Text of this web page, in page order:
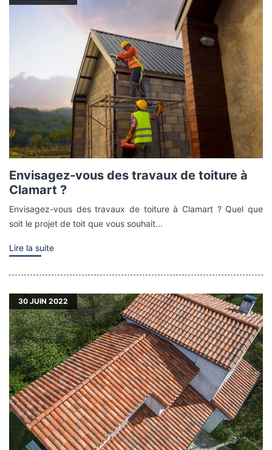
Envisagez-vous des travaux de toiture à
Clamart ?
Envisagez-vous des travaux de toiture à Clamart ? Quel que
soit le projet de toit que vous souhait...
Lire la suite
30 JUIN 2022